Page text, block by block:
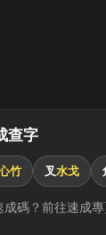
查字
竹 叉水戈
碼？前往速成